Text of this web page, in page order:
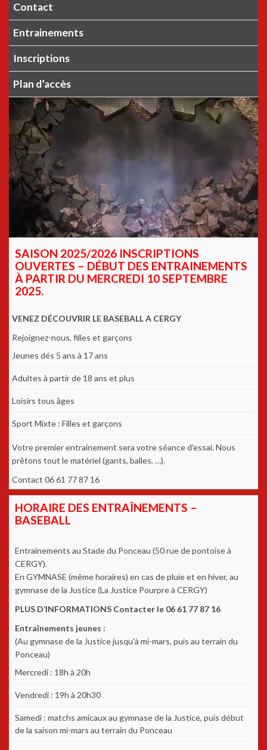
Contact
Entrainements
Inscriptions
Plan d’accès
SAISON 2025/2026 INSCRIPTIONS
OUVERTES – DÉBUT DES ENTRAINEMENTS
À PARTIR DU MERCREDI 10 SEPTEMBRE
2025.
VENEZ DÉCOUVRIR LE BASEBALL A CERGY
Rejoignez-nous, filles et garçons
Jeunes dés 5 ans à 17 ans
Adultes à partir de 18 ans et plus
Loisirs tous âges
Sport Mixte : Filles et garçons
Votre premier entrainement sera votre séance d’essai. Nous
prêtons tout le matériel (gants, balles, …).
Contact 06 61 77 87 16
HORAIRE DES ENTRAÎNEMENTS –
BASEBALL
Entrainements au Stade du Ponceau (50 rue de pontoise à
CERGY).
En GYMNASE (même horaires) en cas de pluie et en hiver, au
gymnase de la Justice (La Justice Pourpre à CERGY)
PLUS D’INFORMATIONS Contacter le 06 61 77 87 16
Entraînements jeunes :
(Au gymnase de la Justice jusqu'à mi-mars, puis au terrain du
Ponceau)
Mercredi : 18h à 20h
Vendredi : 19h à 20h30
Samedi : matchs amicaux au gymnase de la Justice, puis début
de la saison mi-mars au terrain du Ponceau